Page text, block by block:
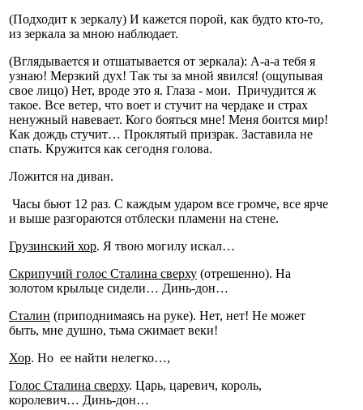
(Подходит к зеркалу) И кажется порой, как будто кто-то,
из зеркала за мною наблюдает.
(Вглядывается и отшатывается от зеркала): А-а-а тебя я
узнаю! Мерзкий дух! Так ты за мной явился! (ощупывая
свое лицо) Нет, вроде это я. Глаза - мои. Причудится ж
такое. Все ветер, что воет и стучит на чердаке и страх
ненужный навевает. Кого бояться мне! Меня боится мир!
Как дождь стучит… Проклятый призрак. Заставила не
спать. Кружится как сегодня голова.
Ложится на диван.
Часы бьют 12 раз. С каждым ударом все громче, все ярче
и выше разгораются отблески пламени на стене.
Грузинский хор. Я твою могилу искал…
Скрипучий голос Сталина сверху (отрешенно). На
золотом крыльце сидели… Динь-дон…
Сталин (приподнимаясь на руке). Нет, нет! Не может
быть, мне душно, тьма сжимает веки!
Хор. Но ее найти нелегко…,
Голос Сталина сверху. Царь, царевич, король,
королевич… Динь-дон…